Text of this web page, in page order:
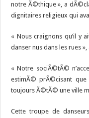
notre Ã©thique », a
dignitaires religieux qui
« Nous craignons qu’il y
danser nus dans les rues
« Notre sociÃ©tÃ©
estimÃ© prÃ©cisant
toujours Ã©tÃ© une ville
Cette troupe de